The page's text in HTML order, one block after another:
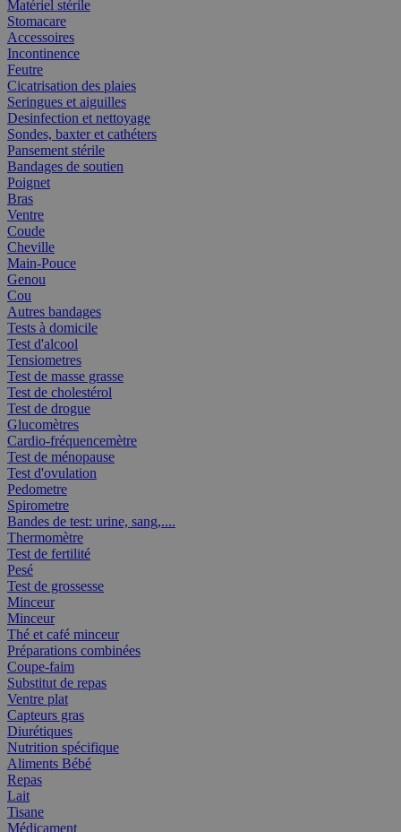
Matériel stérile
Stomacare
Accessoires
Incontinence
Feutre
Cicatrisation des plaies
Seringues et aiguilles
Desinfection et nettoyage
Sondes, baxter et cathéters
Pansement stérile
Bandages de soutien
Poignet
Bras
Ventre
Coude
Cheville
Main-Pouce
Genou
Cou
Autres bandages
Tests à domicile
Test d'alcool
Tensiometres
Test de masse grasse
Test de cholestérol
Test de drogue
Glucomètres
Cardio-fréquencemètre
Test de ménopause
Test d'ovulation
Pedometre
Spirometre
Bandes de test: urine, sang,....
Thermomètre
Test de fertilité
Pesé
Test de grossesse
Minceur
Minceur
Thé et café minceur
Préparations combinées
Coupe-faim
Substitut de repas
Ventre plat
Capteurs gras
Diurétiques
Nutrition spécifique
Aliments Bébé
Repas
Lait
Tisane
Médicament